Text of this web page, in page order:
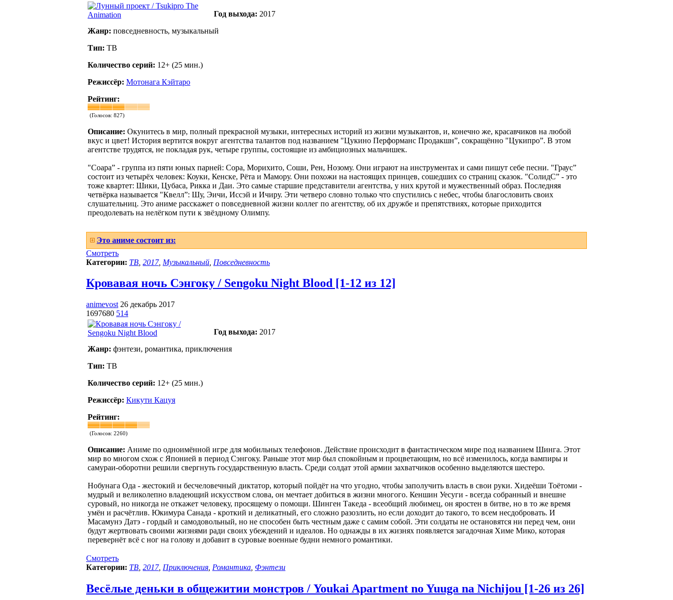
Год выхода: 2017
Жанр: повседневность, музыкальный
Тип: ТВ
Количество серий: 12+ (25 мин.)
Режиссёр: Мотонага Кэйтаро
Рейтинг:
(Голосов: 827)
Описание: Окунитесь в мир, полный прекрасной музыки, интересных историй из жизни музыкантов, и, конечно же, красавчиков на любой
вкус и цвет! История вертится вокруг агентства талантов под названием "Цукино Перформанс Продакшн”, сокращённо "Цукипро”. В этом
агентстве трудятся, не покладая рук, четыре группы, состоящие из амбициозных мальчишек.
"Соара” - группа из пяти юных парней: Сора, Морихито, Соши, Рен, Нозому. Они играют на инструментах и сами пишут себе песни. "Граус”
состоит из четырёх человек: Коуки, Кенске, Рёта и Мамору. Они похожи на настоящих принцев, сошедших со страниц сказок. "СолидС” - это
тоже квартет: Шики, Цубаса, Рикка и Даи. Это самые старшие представители агентства, у них крутой и мужественный образ. Последняя
четвёрка называется "Квелл”: Шу, Эичи, Иссэй и Ичиру. Эти четверо словно только что спустились с небес, чтобы благословить своих
слушательниц. Это аниме расскажет о повседневной жизни коллег по агентству, об их дружбе и препятствиях, которые приходится
преодолевать на нелёгком пути к звёздному Олимпу.
Это аниме состоит из:
Смотреть
Категории: ТВ 2017, Музыкальный Повседневность
Кровавая ночь Сэнгоку / Sengoku Night Blood [1-12 из 12]
animevost 26 декабрь 2017
1697680 514
Год выхода: 2017
Жанр: фэнтези, романтика, приключения
Тип: ТВ
Количество серий: 12+ (25 мин.)
Режиссёр: Кикути Кацуя
Рейтинг:
(Голосов: 2260)
Описание: Аниме по одноимённой игре для мобильных телефонов. Действие происходит в фантастическом мире под названием Шинга. Этот
мир во многом схож с Японией в период Сэнгоку. Раньше этот мир был спокойным и процветающим, но всё изменилось, когда вампиры и
самураи-оборотни решили свергнуть государственную власть. Среди солдат этой армии захватчиков особенно выделяются шестеро.
Нобунага Ода - жестокий и бесчеловечный диктатор, который пойдёт на что угодно, чтобы заполучить власть в свои руки. Хидеёши Тоётоми -
мудрый и великолепно владеющий искусством слова, он мечтает добиться в жизни многого. Кеншин Уесуги - всегда собранный и внешне
суровый, но никогда не откажет человеку, просящему о помощи. Шинген Такеда - всеобщий любимец, он яростен в битве, но в то же время
умён и расчётлив. Юкимура Санада - кроткий и деликатный, его сложно разозлить, но если доходит до такого, то всем несдобровать. И
Масамунэ Датэ - гордый и самодовольный, но не способен быть честным даже с самим собой. Эти солдаты не остановятся ни перед чем, они
будут жертвовать своими жизнями ради своих убеждений и идеалов. Но однажды в их жизнях появляется загадочная Химе Мико, которая
перевернёт всё с ног на голову и добавит в суровые военные будни немного романтики.
Смотреть
Категории: ТВ 2017, Приключения Романтика Фэнтези
Весёлые деньки в общежитии монстров / Youkai Apartment no Yuuga na Nichijou [1-26 из 26]